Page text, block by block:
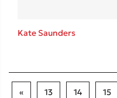
Kate Saunders
« 13 14 15